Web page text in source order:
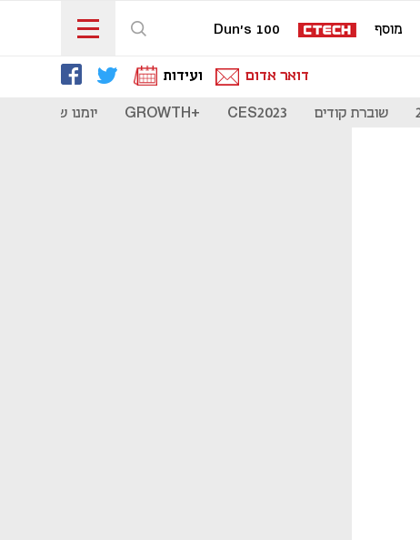
מוסף Dun's 100
דואר אדום ועידות
שוברת קודים CES2023
+GROWTH יומנו של